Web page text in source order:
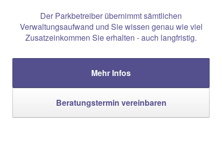
Der Parkbetreiber übernimmt sämtlichen
Verwaltungsaufwand und Sie wissen genau wie viel
Zusatzeinkommen Sie erhalten - auch langfristig.
Mehr Infos
Beratungstermin vereinbaren